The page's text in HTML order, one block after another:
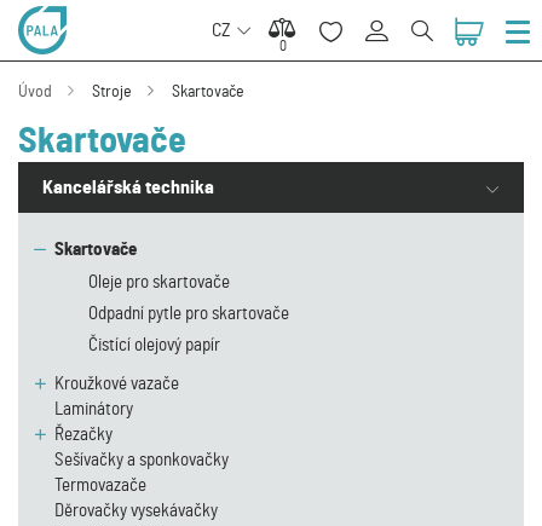
CZ
0
0
Úvod Stroje Skartovače
Skartovače
Kancelářská technika
Skartovače
Oleje pro skartovače
Odpadní pytle pro skartovače
Čistící olejový papír
Kroužkové vazače
Laminátory
Řezačky
Sešívačky a sponkovačky
Termovazače
Děrovačky vysekávačky